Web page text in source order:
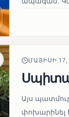
ՄԱՅԻՍԻ 17,
Այս
փոխարինել